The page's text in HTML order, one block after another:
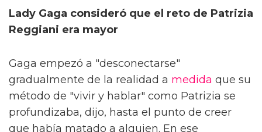
Lady Gaga consideró que el reto de Patrizia
Reggiani era mayor
Gaga empezó a "desconectarse"
gradualmente de la realidad a medida que su
método de "vivir y hablar" como Patrizia se
profundizaba, dijo, hasta el punto de creer
que había matado a alguien. En ese